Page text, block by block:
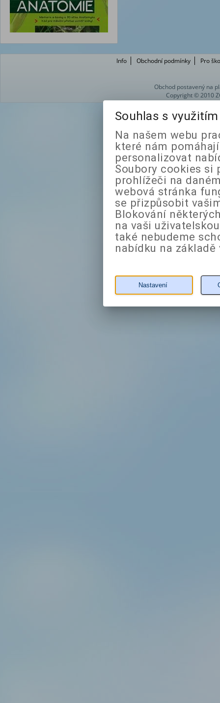
Info Obchodní podmínky Pro
Obchod postavený na
Copyright © 2010
Souhlas s
Na našem webu
které nám
personalizovat
Soubory cookies si
prohlížeči na
webová stránka
se přizpůsobit
Blokování
na vaši
také nebudeme
nabídku na
Nastavení